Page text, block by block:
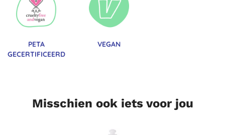
PETA
GECERTIFICEERD
VEGAN
Misschien ook iets voor jou